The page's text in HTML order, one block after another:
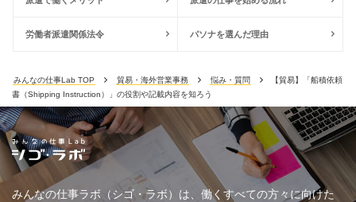
労働者派遣関係法令 パソナを選んだ理由
みんなの仕事Lab TOP 貿易・海外営業事務 悩み・質問
【貿易】「船積依頼
書（Shipping Instruction）」の役割や記載内容を知ろう
みんなの仕事ラボ（シゴ・ラボ）は、働くすべての方々に向けた